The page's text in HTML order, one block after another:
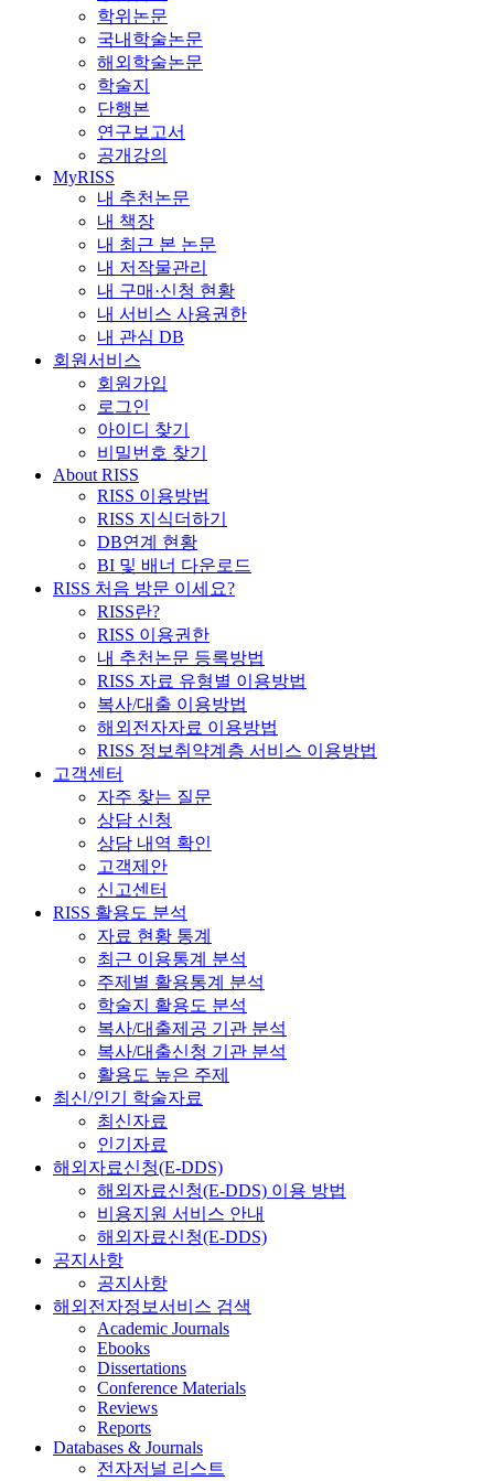
학위논문
국내학술논문
해외학술논문
학술지
단행본
연구보고서
공개강의
MyRISS
내 추천논문
내 책장
내 최근 본 논문
내 저작물관리
내 구매·신청 현황
내 서비스 사용권한
내 관심 DB
회원서비스
회원가입
로그인
아이디 찾기
비밀번호 찾기
About RISS
RISS 이용방법
RISS 지식더하기
DB연계 현황
BI 및 배너 다운로드
RISS 처음 방문 이세요?
RISS란?
RISS 이용권한
내 추천논문 등록방법
RISS 자료 유형별 이용방법
복사/대출 이용방법
해외전자자료 이용방법
RISS 정보취약계층 서비스 이용방법
고객센터
자주 찾는 질문
상담 신청
상담 내역 확인
고객제안
신고센터
RISS 활용도 분석
자료 현황 통계
최근 이용통계 분석
주제별 활용통계 분석
학술지 활용도 분석
복사/대출제공 기관 분석
복사/대출신청 기관 분석
활용도 높은 주제
최신/인기 학술자료
최신자료
인기자료
해외자료신청(E-DDS)
해외자료신청(E-DDS) 이용 방법
비용지원 서비스 안내
해외자료신청(E-DDS)
공지사항
공지사항
해외전자정보서비스 검색
Academic Journals
Ebooks
Dissertations
Conference Materials
Reviews
Reports
Databases & Journals
전자저널 리스트